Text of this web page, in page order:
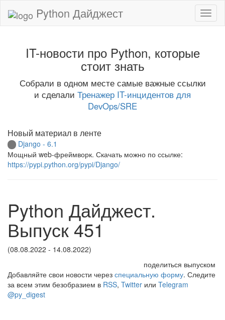
Python Дайджест
IT-новости про Python, которые
стоит знать
Собрали в одном месте самые важные ссылки
и сделали Тренажер IT-инцидентов для
DevOps/SRE
Новый материал в ленте
Django - 6.1
Мощный web-фреймворк. Скачать можно по ссылке:
https://pypi.python.org/pypi/Django/
Python Дайджест.
Выпуск 451
(08.08.2022 - 14.08.2022)
поделиться выпуском
Добавляйте свои новости через специальную форму. Следите
за всем этим безобразием в RSS, Twitter или Telegram
@py_digest